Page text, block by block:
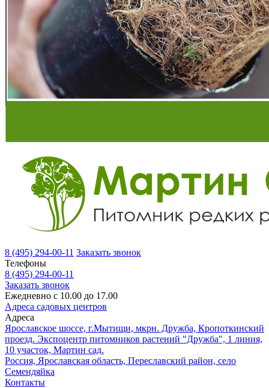
8 (495) 294-00-11 Заказать звонок
Телефоны
8 (495) 294-00-11
Заказать звонок
Ежедневно с 10.00 до 17.00
Адреса садовых центров
Адреса
Ярославское шоссе, г.Мытищи, мкрн. Дружба, Кропоткинский
проезд. Экспоцентр питомников растений "Дружба", 1 линия,
10 участок, Мартин сад.
Россия, Ярославская область, Переславский район, село
Семендяйка
Контакты